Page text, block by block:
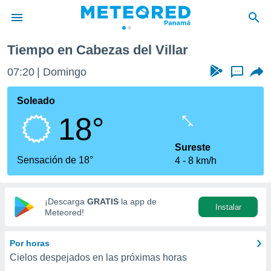
de
ha
calidad.
a este
las
y
digital
basada
Tiempo en Cabezas del Villar
07:20 Domingo ...
Soleado
18°
Sensación de 18°
Sureste
4
8 km/h
¡Descarga GRATIS la app de
Meteored!
Instalar
Por horas
Cielos despejados en las próximas horas